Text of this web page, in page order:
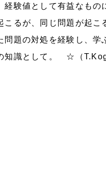
経験値として有益なもの
こるが、同じ問題が起こ
問題の対処を経験し、学
知識として。 ☆（